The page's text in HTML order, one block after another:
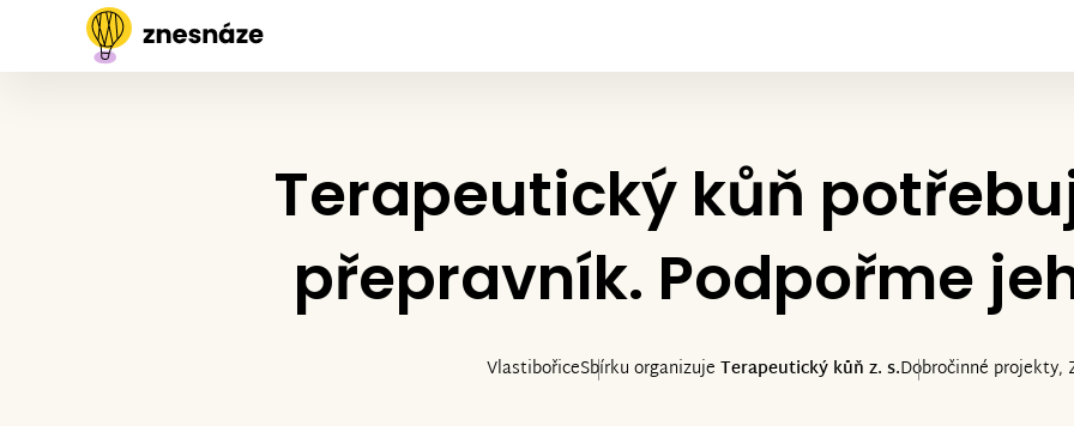
Terapeutický kůň
přepravník. Podpořme
VlastibořiceSbírku organizuje Terapeutický kůň z. s.Dobročinné projekty,